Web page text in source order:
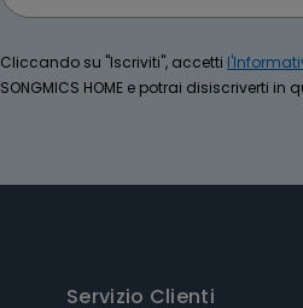
Cliccando su "Iscriviti", accetti
SONGMICS HOME e potrai disiscriverti
Servizio Clienti